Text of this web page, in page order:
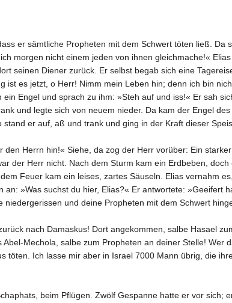
er sämtliche Propheten mit dem Schwert töten ließ. Da
morgen nicht einem jeden von ihnen gleichmache!«
seinen Diener zurück. Er selbst begab sich eine
ist es jetzt, o Herr! Nimm mein Leben hin; denn ich bin
Engel und sprach zu ihm: »Steh auf und iss!« Er sah
und legte sich von neuem nieder. Da kam der Engel
er auf, aß und trank und ging in der Kraft dieser
Herrn hin!« Siehe, da zog der Herr vorüber: Ein
der Herr nicht. Nach dem Sturm kam ein Erdbeben,
Feuer kam ein leises, zartes Säuseln. Elias vernahm
»Was suchst du hier, Elias?« Er antwortete: »Geeifert
und deine Propheten mit dem Schwert
nach Damaskus! Dort angekommen, salbe Hasael
Mechola, salbe zum Propheten an deiner Stelle! Wer
töten. Ich lasse mir aber in Israel 7000 Mann übrig, die
beim Pflügen. Zwölf Gespanne hatte er vor sich;